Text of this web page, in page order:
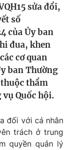
sửa đổi,
số
của Ủy ban
đua, khen
cơ quan
ban Thường
thẩm
Quốc hội.
đối với cá nhân
trách ở trung
quyền quản lý